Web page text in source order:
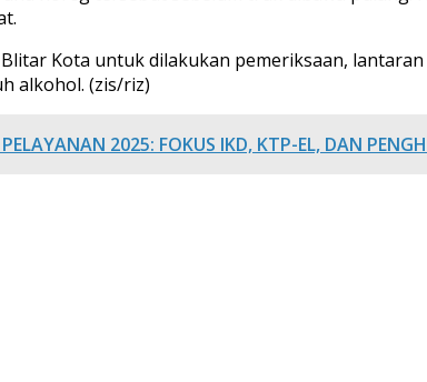
Kota untuk dilakukan pemeriksaan,
alkohol. (zis/riz)
2025: FOKUS IKD, KTP-EL, DAN